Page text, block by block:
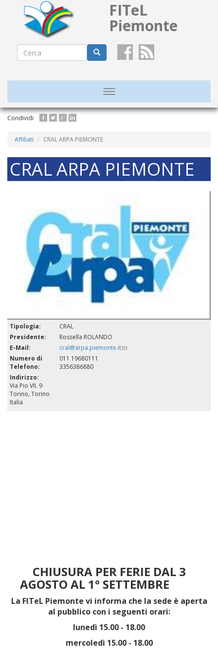
Salta
principale
FITeL
Piemonte
Form
ricerca
Toggle
Condividi
Affiliati CRAL ARPA PIEMONTE
CRAL ARPA PIEMONTE
Tipologia:
CRAL
Presidente:
Rossella ROLANDO
E-Mail:
cral@arpa.piemonte.it(link
Numero di
Telefono:
011 19680111
3356386880
Indirizzo:
Via Pio VII. 9
Torino, Torino
Italia
CHIUSURA PER FERIE DAL 3
AGOSTO AL 1° SETTEMBRE
La FITeL Piemonte vi informa che la sede è aperta
al pubblico con i seguenti orari:
lunedì 15.00 - 18.00
mercoledì 15.00 - 18.00